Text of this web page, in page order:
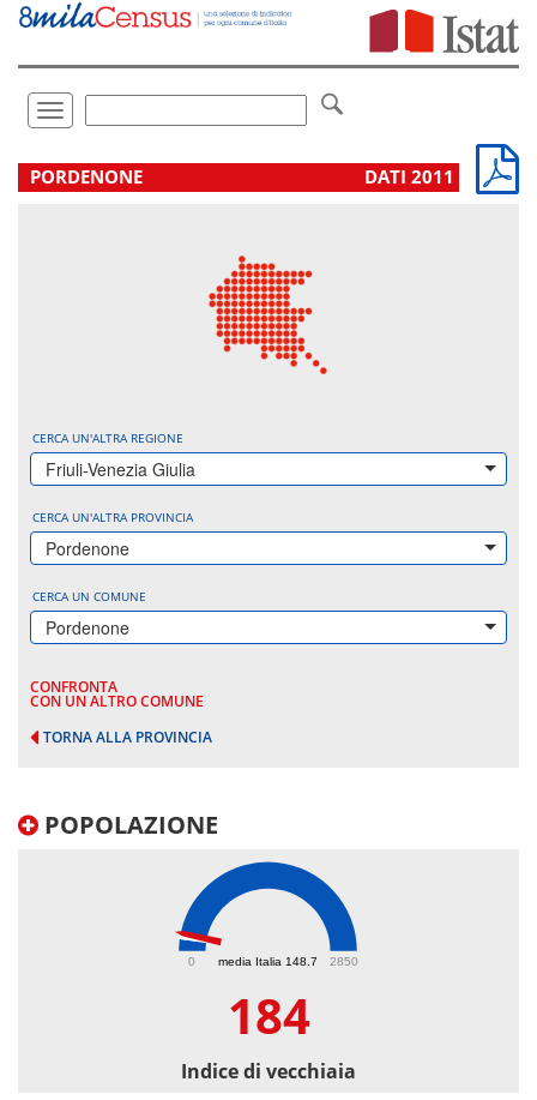
Vai
direttamente
Toggle
navigation
.
PORDENONE DATI 2011
CERCA UN'ALTRA REGIONE
Friuli-Venezia Giulia
CERCA UN'ALTRA PROVINCIA
Pordenone
CERCA UN COMUNE
Pordenone
CONFRONTA
CON UN ALTRO COMUNE
TORNA ALLA PROVINCIA
POPOLAZIONE
media Italia 148.7
0 2850
184
Indice di vecchiaia